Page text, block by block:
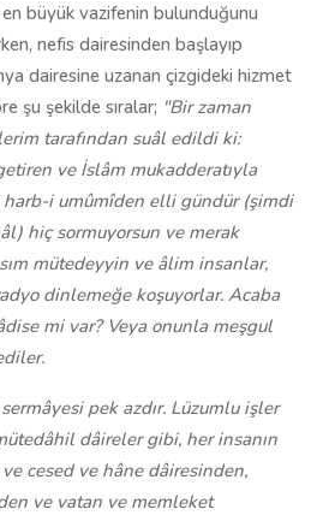
büyük vazifenin bulunduğunu
nefis dairesinden başlayıp
dairesine uzanan çizgideki hizmet
şu şekilde sıralar; "Bir zaman
tarafından suâl edildi ki:
ve İslâm mukadderatıyla
i umûmîden elli gündür (şimdi
hiç sormuyorsun ve merak
mütedeyyin ve âlim insanlar,
dinlemeğe koşuyorlar. Acaba
mi var? Veya onunla meşgul
pek azdır. Lüzumlu işler
dâireler gibi, her insanın
cesed ve hâne dâiresinden,
ve vatan ve memleket